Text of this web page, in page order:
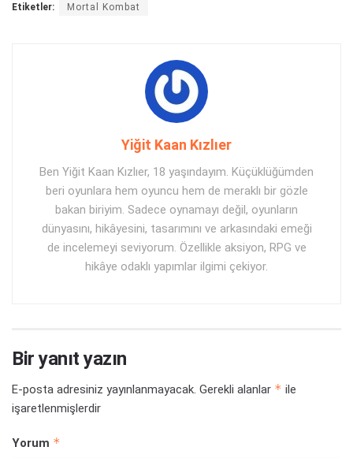
Etiketler: Mortal Kombat
Yiğit Kaan Kızlıer
Ben Yiğit Kaan Kızlıer, 18 yaşındayım. Küçüklüğümden
beri oyunlara hem oyuncu hem de meraklı bir gözle
bakan biriyim. Sadece oynamayı değil, oyunların
dünyasını, hikâyesini, tasarımını ve arkasındaki emeği
de incelemeyi seviyorum. Özellikle aksiyon, RPG ve
hikâye odaklı yapımlar ilgimi çekiyor.
Bir yanıt yazın
E-posta adresiniz yayınlanmayacak. Gerekli alanlar * ile
işaretlenmişlerdir
Yorum *